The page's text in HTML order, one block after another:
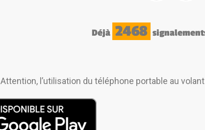
Déjà 2468
Attention, l’utilisation du téléphone portable au